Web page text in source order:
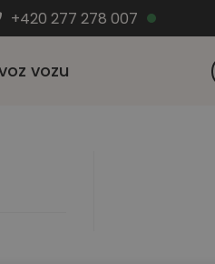
+420 277 278 007
vozu